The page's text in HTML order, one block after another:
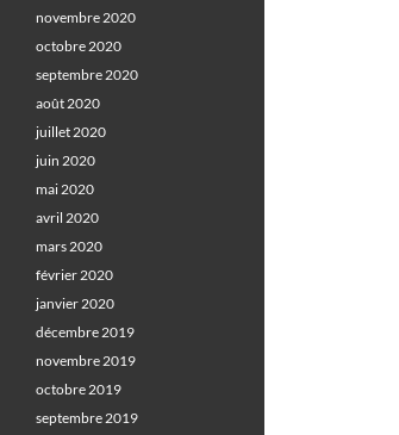
novembre 2020
octobre 2020
septembre 2020
août 2020
juillet 2020
juin 2020
mai 2020
avril 2020
mars 2020
février 2020
janvier 2020
décembre 2019
novembre 2019
octobre 2019
septembre 2019